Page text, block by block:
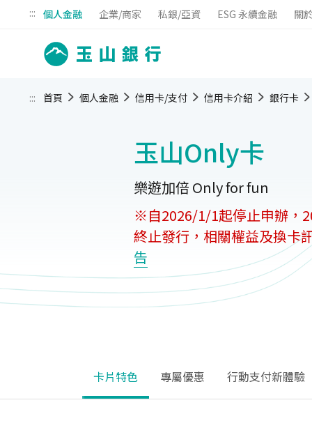
::: 個人金融 企業/商家 私銀/亞資 ESG 永續金融 關
:::
玉山Only卡
樂遊加倍 Only for fun
※自2026/1/1起停止申辦，
終止發行，相關權益及換卡
告
首頁 個人金融 信用卡/支付 信用卡介紹 銀行卡
卡片特色 專屬優惠 行動支付新體驗